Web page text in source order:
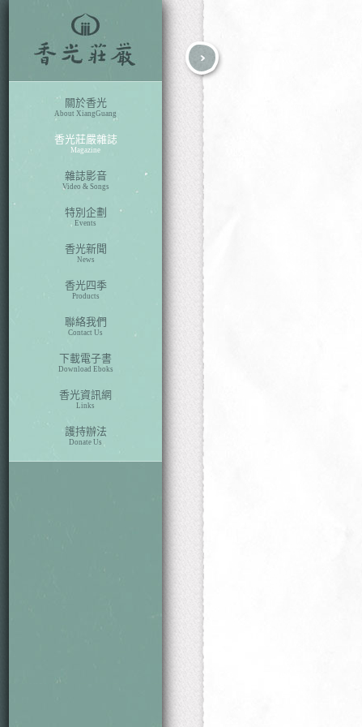
關於香光
About XiangGuang
香光莊嚴雜誌
Magazine
雜誌影音
Video & Songs
特別企劃
Events
香光新聞
News
香光四季
Products
聯絡我們
Contact Us
下載電子書
Download Eboks
香光資訊網
Links
護持辦法
Donate Us